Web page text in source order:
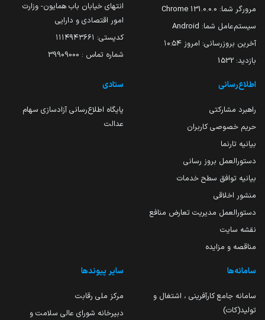
مرورگر شما: 131.0.0.0 Chrome
سیستم‌عامل شما: Android
آخرین بروزرسانی: امروز ۱۰:۵۴
بازدید: 1532
انتهای خیابان باب همایون- وزارت
امور اقتصادی و دارایی
کدپستی: ۱۱۱۴۹۴۳۶۶۱
شماره تماس : 39909000
اطلاع‌رسانی
راهبرد مشارکتی
حریم خصوصی کاربران
بیانیه تارنما
دستورالعمل بروز رسانی
بیانیه توافق سطح خدمات
منشور اخلاقی
دستورالعمل مدیریت تعارض منافع
نقشه سایت
مناقصه و مزایده
ستادی
پایگاه اطلاع‌رسانی آزادسازی سهام
عدالت
سامانه‌ها
سامانه جامع کارآفرینی ، اشتغال و
تولید(کات)
سایر پیوندها
مرکز ملی رقابت
دبیرخانه شورای عالی سلامت و